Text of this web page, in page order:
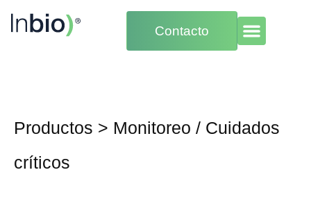
Contacto
Productos > Monitoreo / Cuidados
críticos